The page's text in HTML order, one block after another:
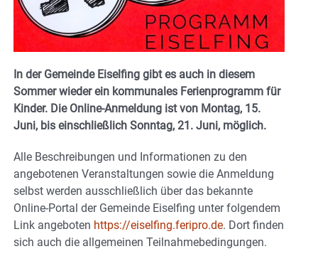
In der Gemeinde Eiselfing gibt es auch in diesem
Sommer wieder ein kommunales Ferienprogramm für
Kinder. Die Online-Anmeldung ist von Montag, 15.
Juni, bis einschließlich Sonntag, 21. Juni, möglich.
Alle Beschreibungen und Informationen zu den
angebotenen Veranstaltungen sowie die Anmeldung
selbst werden ausschließlich über das bekannte
Online-Portal der Gemeinde Eiselfing unter folgendem
Link angeboten https://eiselfing.feripro.de. Dort finden
sich auch die allgemeinen Teilnahmebedingungen.